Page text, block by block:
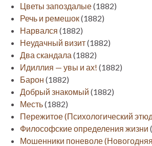
Цветы запоздалые(1882)
Речь и ремешок(1882)
Нарвался (1882)
Неудачный визит(1882)
Два скандала (1882)
Идиллия — увы и ах! (1882)
Барон (1882)
Добрый знакомый (1882)
Месть(1882)
Пережитое (Психологический
Философские определения жизни
Мошенники поневоле